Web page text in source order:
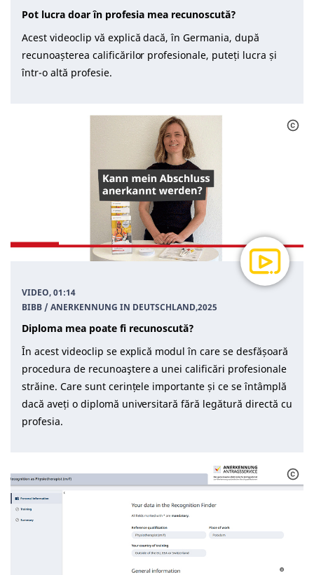
Pot lucra doar în profesia mea recunoscută?
Acest videoclip vă explică dacă, în Germania, după
recunoașterea calificărilor profesionale, puteți lucra și
într-o altă profesie.
VIDEO, 01:14
BIBB / ANERKENNUNG IN DEUTSCHLAND,2025
Diploma mea poate fi recunoscută?
În acest videoclip se explică modul în care se desfășoară
procedura de recunoaştere a unei calificări profesionale
străine. Care sunt cerințele importante și ce se întâmplă
dacă aveți o diplomă universitară fără legătură directă cu
profesia.